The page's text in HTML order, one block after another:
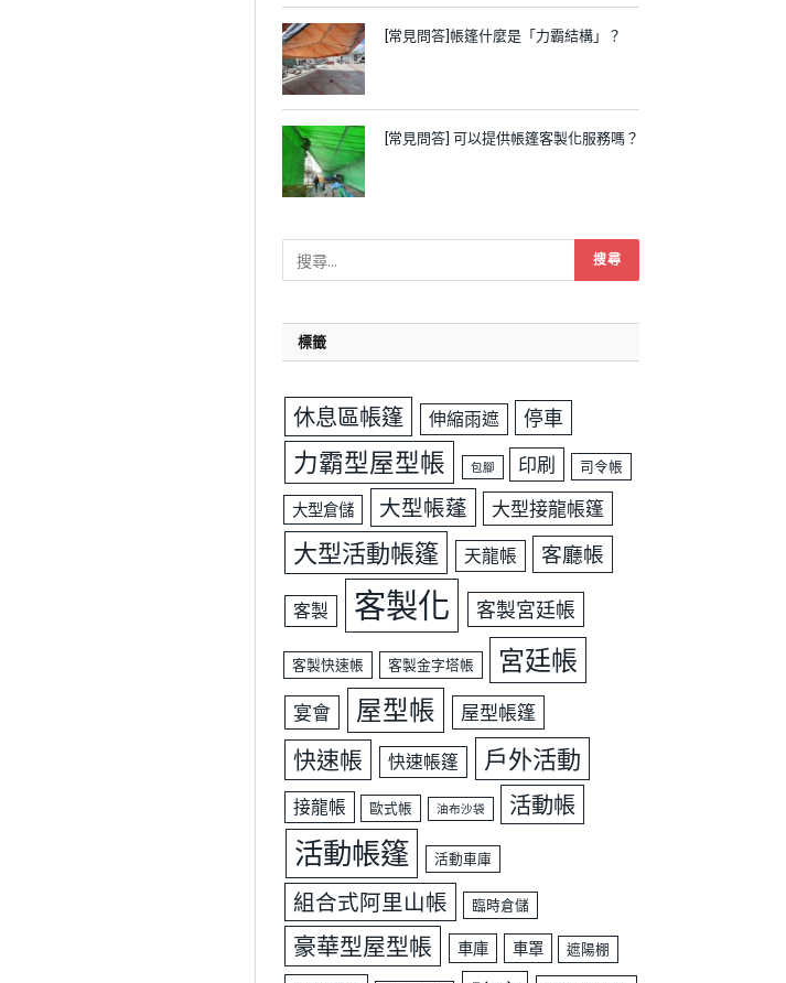
[常見問答]帳篷什麼是「力霸結構」？
[常見問答] 可以提供帳篷客製化服務嗎？
標籤
休息區帳篷 伸縮雨遮 停車
力霸型屋型帳 包腳 印刷 司令帳
大型倉儲 大型帳蓬 大型接龍帳篷
大型活動帳篷 天龍帳 客廳帳
客製 客製化 客製宮廷帳
客製快速帳 客製金字塔帳 宮廷帳
宴會 屋型帳 屋型帳篷
快速帳 快速帳篷 戶外活動
接龍帳 歐式帳 油布沙袋 活動帳
活動帳篷 活動車庫
組合式阿里山帳 臨時倉儲
豪華型屋型帳 車庫 車罩 遮陽棚